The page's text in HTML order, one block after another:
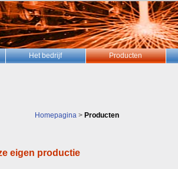
Het bedrijf Producten
Homepagina > Producten
eigen productie